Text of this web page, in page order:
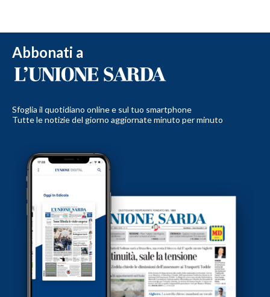
Abbonati a
Sfoglia il quotidiano online e sul tuo smartphone
Tutte le notizie del giorno aggiornate minuto per minuto